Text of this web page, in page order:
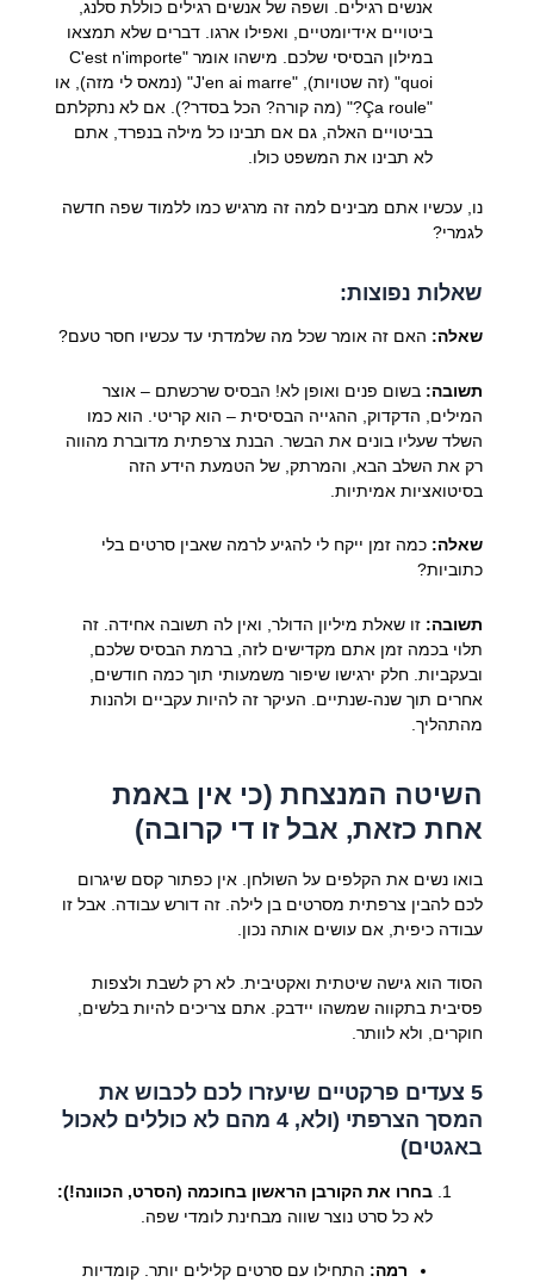
אנשים רגילים. ושפה של אנשים רגילים כוללת סלנג,
ביטויים אידיומטיים, ואפילו ארגו. דברים שלא תמצאו
במילון הבסיסי שלכם. מישהו אומר "C'est n'importe
quoi" (זה שטויות), "J'en ai marre" (נמאס לי מזה), או
"Ça roule?" (מה קורה? הכל בסדר?). אם לא נתקלתם
בביטויים האלה, גם אם תבינו כל מילה בנפרד, אתם
לא תבינו את המשפט כולו.
נו, עכשיו אתם מבינים למה זה מרגיש כמו ללמוד שפה חדשה
לגמרי?
שאלות נפוצות:
שאלה: האם זה אומר שכל מה שלמדתי עד עכשיו חסר טעם?
תשובה: בשום פנים ואופן לא! הבסיס שרכשתם – אוצר
המילים, הדקדוק, ההגייה הבסיסית – הוא קריטי. הוא כמו
השלד שעליו בונים את הבשר. הבנת צרפתית מדוברת מהווה
רק את השלב הבא, והמרתק, של הטמעת הידע הזה
בסיטואציות אמיתיות.
שאלה: כמה זמן ייקח לי להגיע לרמה שאבין סרטים בלי
כתוביות?
תשובה: זו שאלת מיליון הדולר, ואין לה תשובה אחידה. זה
תלוי בכמה זמן אתם מקדישים לזה, ברמת הבסיס שלכם,
ובעקביות. חלק ירגישו שיפור משמעותי תוך כמה חודשים,
אחרים תוך שנה-שנתיים. העיקר זה להיות עקביים ולהנות
מהתהליך.
השיטה המנצחת (כי אין באמת
אחת כזאת, אבל זו די קרובה)
בואו נשים את הקלפים על השולחן. אין כפתור קסם שיגרום
לכם להבין צרפתית מסרטים בן לילה. זה דורש עבודה. אבל זו
עבודה כיפית, אם עושים אותה נכון.
הסוד הוא גישה שיטתית ואקטיבית. לא רק לשבת ולצפות
פסיבית בתקווה שמשהו יידבק. אתם צריכים להיות בלשים,
חוקרים, ולא לוותר.
5 צעדים פרקטיים שיעזרו לכם לכבוש את
המסך הצרפתי (ולא, 4 מהם לא כוללים לאכול
באגטים)
בחרו את הקורבן הראשון בחוכמה (הסרט, הכוונה!):
לא כל סרט נוצר שווה מבחינת לומדי שפה.
רמה: התחילו עם סרטים קלילים יותר. קומדיות